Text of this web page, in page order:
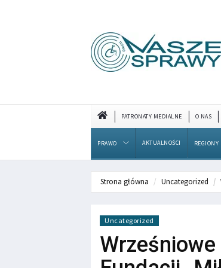
PATRONATY MEDIALNE O NAS
PRAWO AKTUALNOŚCI REGIONY
Strona główna Uncategorized
Uncategorized